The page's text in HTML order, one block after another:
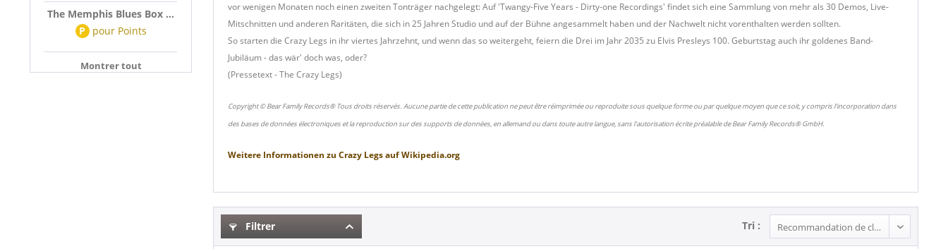
The Memphis Blues Box ...
P pour Points
Montrer tout
vor wenigen Monaten noch einen zweiten Tonträger nachgelegt: Auf 'Twangy-Five Years - Dirty-one Recordings' findet sich eine Sammlung von mehr als 30 Demos, Live-
Mitschnitten und anderen Raritäten, die sich in 25 Jahren Studio und auf der Bühne angesammelt haben und der Nachwelt nicht vorenthalten werden sollten.
So starten die Crazy Legs in ihr viertes Jahrzehnt, und wenn das so weitergeht, feiern die Drei im Jahr 2035 zu Elvis Presleys 100. Geburtstag auch ihr goldenes Band-
Jubiläum - das wär' doch was, oder?
(Pressetext - The Crazy Legs)
Copyright © Bear Family Records® Tous droits réservés. Aucune partie de cette publication ne peut être réimprimée ou reproduite sous quelque forme ou par quelque moyen que ce soit, y compris l'incorporation dans
des bases de données électroniques et la reproduction sur des supports de données, en allemand ou dans toute autre langue, sans l'autorisation écrite préalable de Bear Family Records® GmbH.
Weitere Informationen zu Crazy LegsaufWikipedia.org
Filtrer Tri :